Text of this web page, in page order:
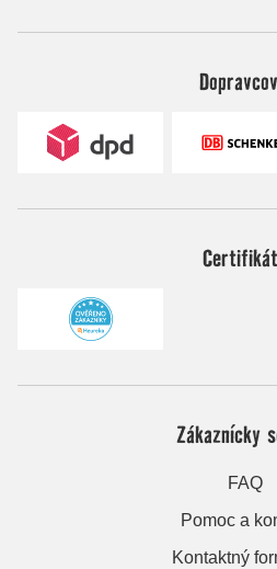
Zákaznícky
FAQ
Pomoc a
Kontaktný